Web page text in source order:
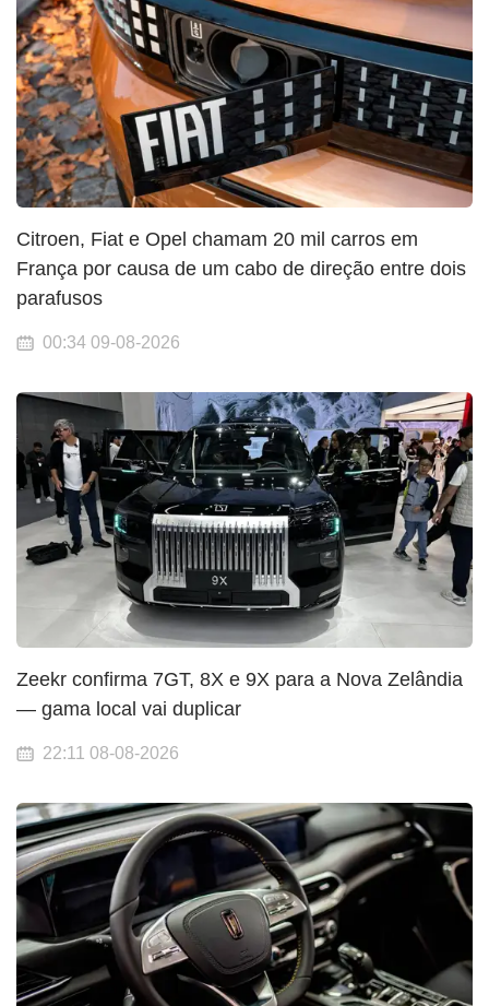
Citroen, Fiat e Opel chamam 20 mil carros em
França por causa de um cabo de direção entre dois
parafusos
00:34 09-08-2026
Zeekr confirma 7GT, 8X e 9X para a Nova Zelândia
— gama local vai duplicar
22:11 08-08-2026